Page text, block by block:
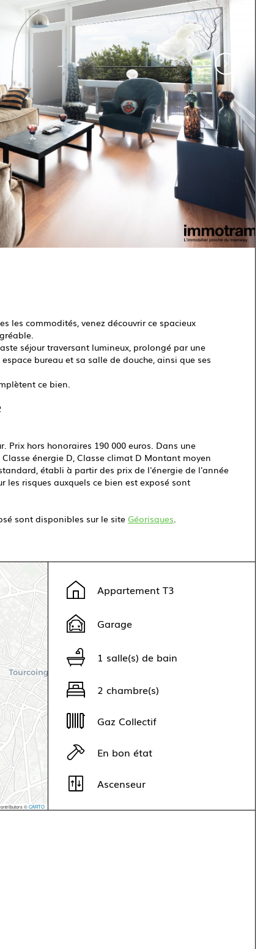
les commodités, venez découvrir ce spacieux
séjour traversant lumineux, prolongé par une
bureau et sa salle de douche, ainsi que ses
ce bien.
Prix hors honoraires 190 000 euros. Dans une
énergie D, Classe climat D Montant moyen
établi à partir des prix de l'énergie de l'année
les risques auxquels ce bien est exposé sont
sont disponibles sur le site Géorisques.
©CARTO
Appartement T3
Garage
1 salle(s) de bain
2 chambre(s)
Gaz Collectif
En bon état
Ascenseur